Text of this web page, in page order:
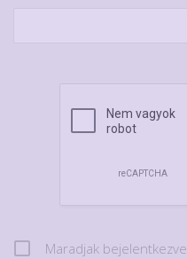
Maradjak bejelentkezve